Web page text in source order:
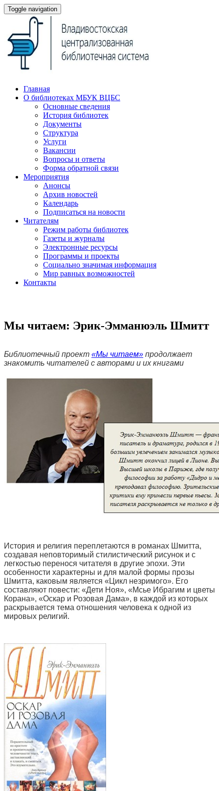
Toggle navigation
Главная
О библиотеках МБУК ВЦБС
Основные сведения
История библиотек
Документы
Структура
Услуги
Вакансии
Вопросы и ответы
Форма обратной связи
Мероприятия
Анонсы
Архив новостей
Календарь
Подписаться на новости
Читателям
Режим работы библиотек
Газеты и журналы
Электронные ресурсы
Программы и проекты
Социально значимая информация
Мир равных возможностей
Контакты
Мы читаем: Эрик-Эмманюэль Шмитт
Библиотечный проект «Мы читаем» продолжает
знакомить читателей с авторами и их книгами
История и религия переплетаются в романах Шмитта,
создавая неповторимый стилистический рисунок и с
легкостью перенося читателя в другие эпохи. Эти
особенности характерны и для малой формы прозы
Шмитта, каковым является «Цикл незримого». Его
составляют повести: «Дети Ноя», «Мсье Ибрагим и цветы
Корана», «Оскар и Розовая Дама», в каждой из которых
раскрывается тема отношения человека к одной из
мировых религий.